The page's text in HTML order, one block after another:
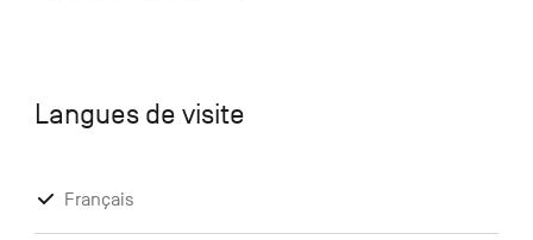
Langues de visite
Français